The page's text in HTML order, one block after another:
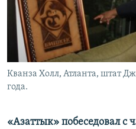
Кванза Холл, Атланта, штат
года.
«Азаттык» побеседовал с